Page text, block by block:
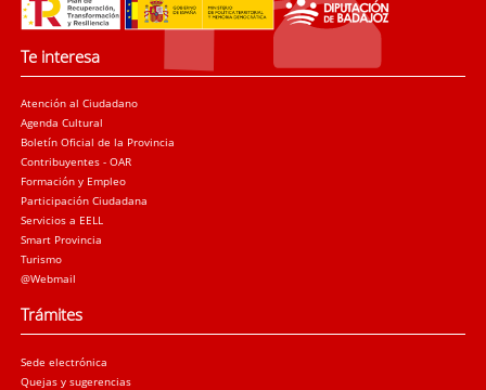
Te interesa
Atención al Ciudadano
Agenda Cultural
Boletín Oficial de la Provincia
Contribuyentes - OAR
Formación y Empleo
Participación Ciudadana
Servicios a EELL
Smart Provincia
Turismo
@Webmail
Trámites
Sede electrónica
Quejas y sugerencias